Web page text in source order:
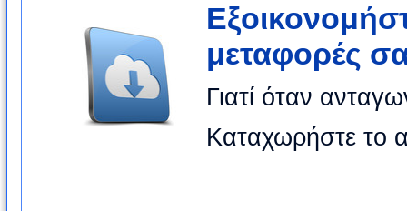
μεταφορές
Γιατί όταν
Καταχωρήστε το